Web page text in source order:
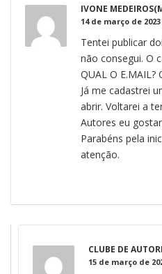
IVONE
14 de março de 2023
Tentei publicar
não consegui. O
QUAL O E.MAIL?
Já me cadastrei
abrir. Voltarei a
Autores eu
Parabéns pela
atenção.
CLUBE DE
15 de março de